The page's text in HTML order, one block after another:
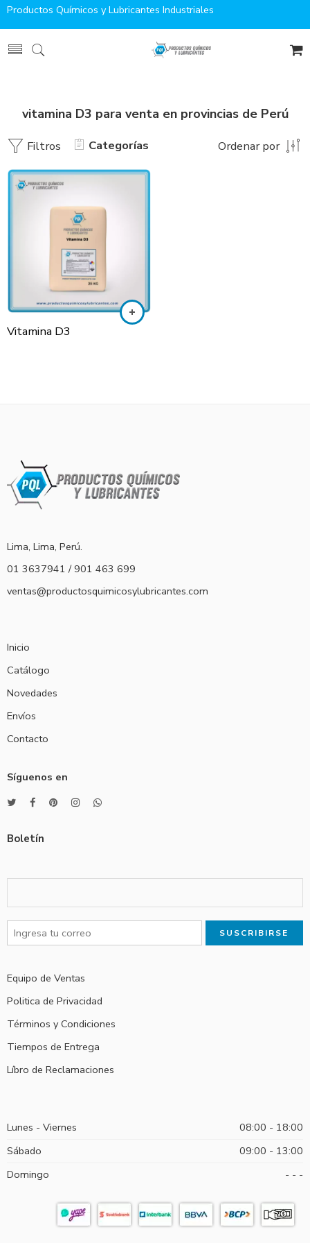
Productos Químicos y Lubricantes Industriales
vitamina D3 para venta en provincias de Perú
Filtros Categorías Ordenar por
Vitamina D3
Lima, Lima, Perú.
01 3637941 / 901 463 699
ventas@productosquimicosylubricantes.com
Inicio
Catálogo
Novedades
Envíos
Contacto
Síguenos en
Boletín
Equipo de Ventas
Politica de Privacidad
Términos y Condiciones
Tiempos de Entrega
Líbro de Reclamaciones
Lunes - Viernes
08:00 - 18:00
Sábado
09:00 - 13:00
Domingo
- - -